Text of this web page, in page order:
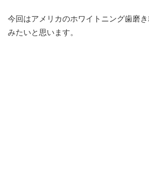
今回はアメリカのホワイトニング歯磨
みたいと思います。